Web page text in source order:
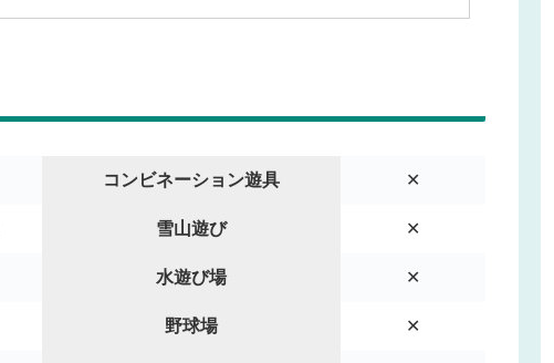
コンビネーション遊具 ✕
雪山遊び ✕
水遊び場 ✕
野球場 ✕